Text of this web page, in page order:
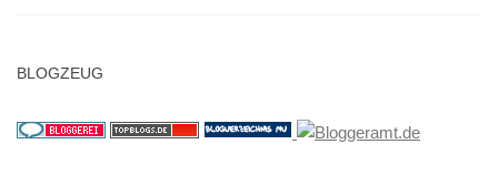
BLOGZEUG